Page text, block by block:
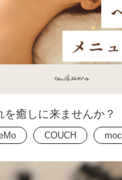
を癒しに来ませんか？
COUCH moc